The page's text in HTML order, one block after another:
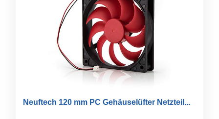
Neuftech 120 mm PC Gehäuselüfter Netzteil...